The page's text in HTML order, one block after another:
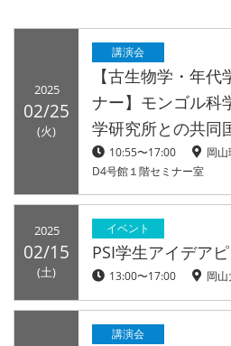
2025
02/25
(火)
講演会
【古生物学・年
ナー】モンゴル科
学研究所との共同
10:55〜17:00
岡
D4号館１階セミナー室
2025
02/15
(土)
イベント
PSI学生アイデア
13:00〜17:00 岡
講演会